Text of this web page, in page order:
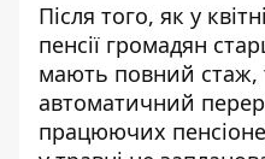
Після того, як у
пенсії громадян
мають повний стаж,
автоматичний
працюючих